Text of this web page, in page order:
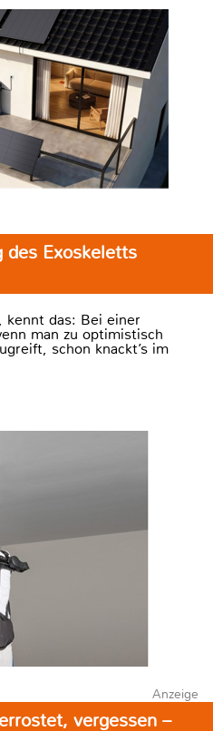
des Exoskeletts
das: Bei einer
man zu optimistisch
schon knackt’s im
Anzeige
vergessen –